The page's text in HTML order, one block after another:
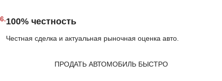
6.100% честность
Честная сделка и актуальная рыночная оценка авто.
ПРОДАТЬ АВТОМОБИЛЬ БЫСТРО